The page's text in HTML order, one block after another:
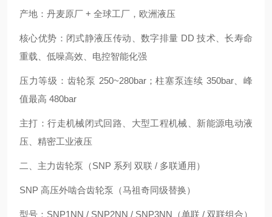
产地：丹麦原厂 + 全球工厂，欧洲液压
核心优势：闭式静液压传动、数字排量 DD 技术、长寿命
重载、低噪高效、电控智能化强
压力等级：齿轮泵 250~280bar；柱塞泵连续 350bar、峰
值最高 480bar
主打：行走机械闭式回路、大型工程机械、新能源电动液
压、精密工业液压
二、主力齿轮泵（SNP 系列 双联 / 多联通用）
SNP 高压外啮合齿轮泵（马祖奇同级替换）
型号：SNP1NN / SNP2NN / SNP3NN（单联 / 双联组合）